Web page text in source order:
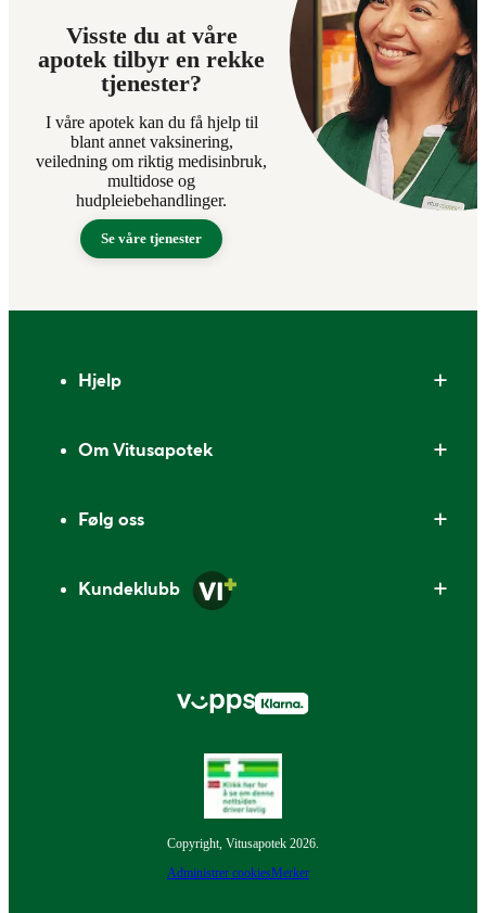
Visste du at våre
apotek tilbyr en rekke
tjenester?
I våre apotek kan du få hjelp til
blant annet vaksinering,
veiledning om riktig medisinbruk,
multidose og
hudpleiebehandlinger.
Se våre tjenester
Hjelp
Om Vitusapotek
Følg oss
Kundeklubb
Copyright, Vitusapotek 2026.
Administrer cookiesMerker